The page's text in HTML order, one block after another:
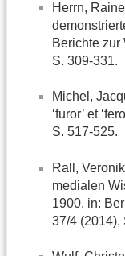
Herrn,
Berichte zur
S. 309-331.
Michel,
‘furor’ et
S. 517-525.
Rall,
medialen
1900, in:
37/4 (2014),